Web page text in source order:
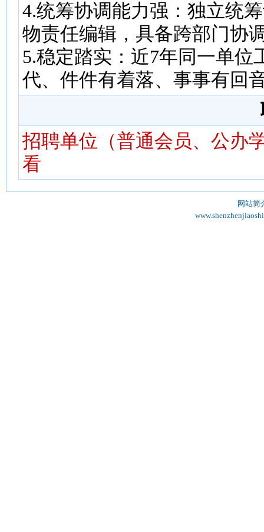
4.统筹协调能力强：独立统
物责任编辑，具备跨部门协
5.稳定踏实：近7年同一单位
代、件件有着落、事事有回
招聘单位（普通会员、公办
看
网站简